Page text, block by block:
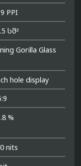
PPI
სმ²
Gorilla Glass
hole display
%
nits